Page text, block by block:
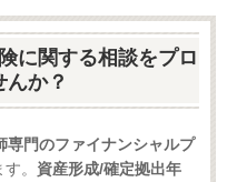
に関する相談をプロ
か？
専門のファイナンシャルプ
。 資産形成/確定拠出年